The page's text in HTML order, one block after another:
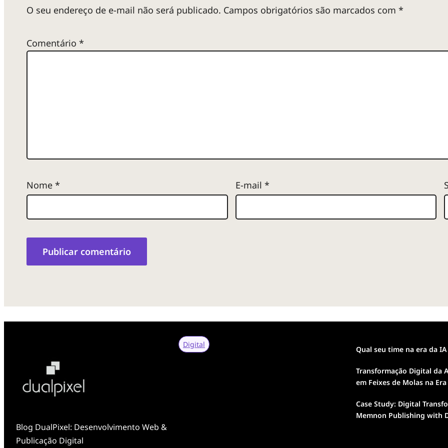
p
l
t
i
v
o
p
r
v
O seu endereço de e-mail não será publicado. Campos obrigatórios são marcados com *
Comentário *
Nome * E-mail *
Blog DualPixel: Desenvolvimento Web &
Publicação Digital
Digital
Qual seu time na era da
Transformação Digital da
em Feixes de Molas na
Case Study: Digital
Memnon Publishing with